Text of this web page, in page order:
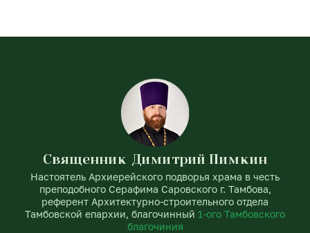
Священник Димитрий Пимкин
Настоятель Архиерейского подворья храма в честь
преподобного Серафима Саровского г. Тамбова,
референт Архитектурно-строительного отдела
Тамбовской епархии, благочинный 1-ого Тамбовского
благочиния